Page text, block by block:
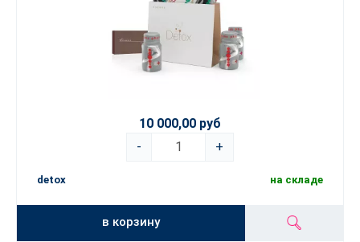
10 000,00 руб
-
+
detox на складе
в корзину